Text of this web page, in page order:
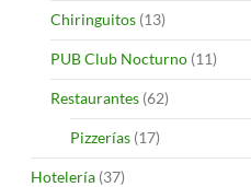
Chiringuitos (13)
PUB Club Nocturno (11)
Restaurantes (62)
Pizzerías (17)
Hotelería (37)